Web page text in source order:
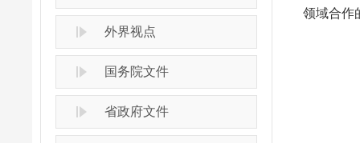
外界视点
国务院文件
省政府文件
领域合作